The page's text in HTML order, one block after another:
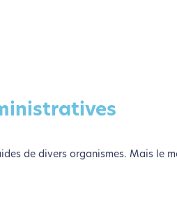
de divers organismes. Mais le